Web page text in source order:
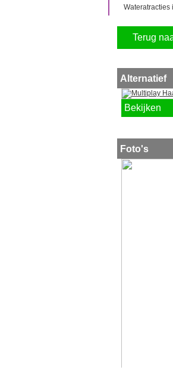
Wateratracties
Slide
Terug
Alternatief
Bekijken
Foto's